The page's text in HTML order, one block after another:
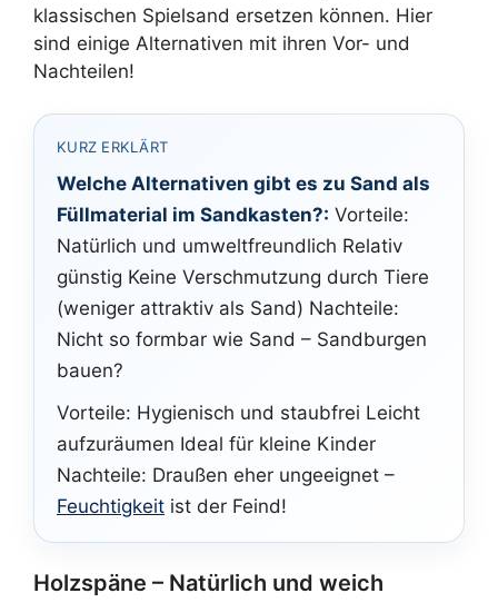
klassischen Spielsand ersetzen können. Hier
sind einige Alternativen mit ihren Vor- und
Nachteilen!
KURZ ERKLÄRT
Welche Alternativen gibt es zu Sand als
Füllmaterial im Sandkasten?: Vorteile:
Natürlich und umweltfreundlich Relativ
günstig Keine Verschmutzung durch Tiere
(weniger attraktiv als Sand) Nachteile:
Nicht so formbar wie Sand – Sandburgen
bauen?
Vorteile: Hygienisch und staubfrei Leicht
aufzuräumen Ideal für kleine Kinder
Nachteile: Draußen eher ungeeignet –
Feuchtigkeit ist der Feind!
Holzspäne – Natürlich und weich